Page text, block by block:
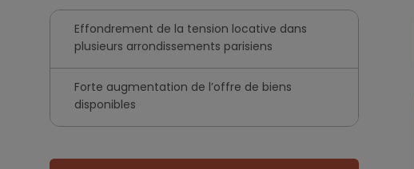
Effondrement de la tension locative dans
plusieurs arrondissements parisiens
Forte augmentation de l’offre de biens
disponibles